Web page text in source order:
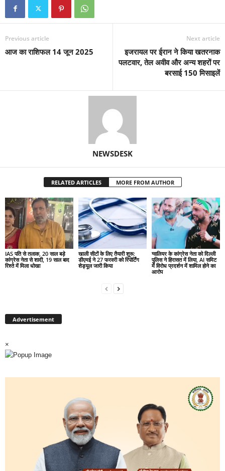
Previous article
आज का राशिफल 14 जून 2025
Next article
इजरायल पर ईरान ने किया खतरनाक
पलटवार, तेल अवीव और अन्य शहरों पर
बरसाई 150 मिसाइलें
NEWSDESK
RELATED ARTICLES MORE FROM AUTHOR
IAS पति से तलाक, 20 साल बड़े
कांग्रेस नेता से शादी, 19 साल बाद
रिश्ते में मिला धोखा
खाली सीटों के लिए तैयारी शुरू:
डीएमई ने 27 फरवरी को रिपोर्टिंग
शेड्यूल जारी किया
ग्वालियर के कांग्रेस नेता को दिल्ली
पुलिस ने हिरासत में लिया, AI समिट
में विरोध प्रदर्शन में शामिल होने का
आरोप
Advertisement
×